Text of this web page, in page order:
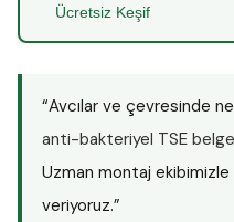
Ücretsiz Keşif
“Avcılar ve çevresinde
anti-bakteriyel TSE
Uzman montaj ekibimizle
veriyoruz.”